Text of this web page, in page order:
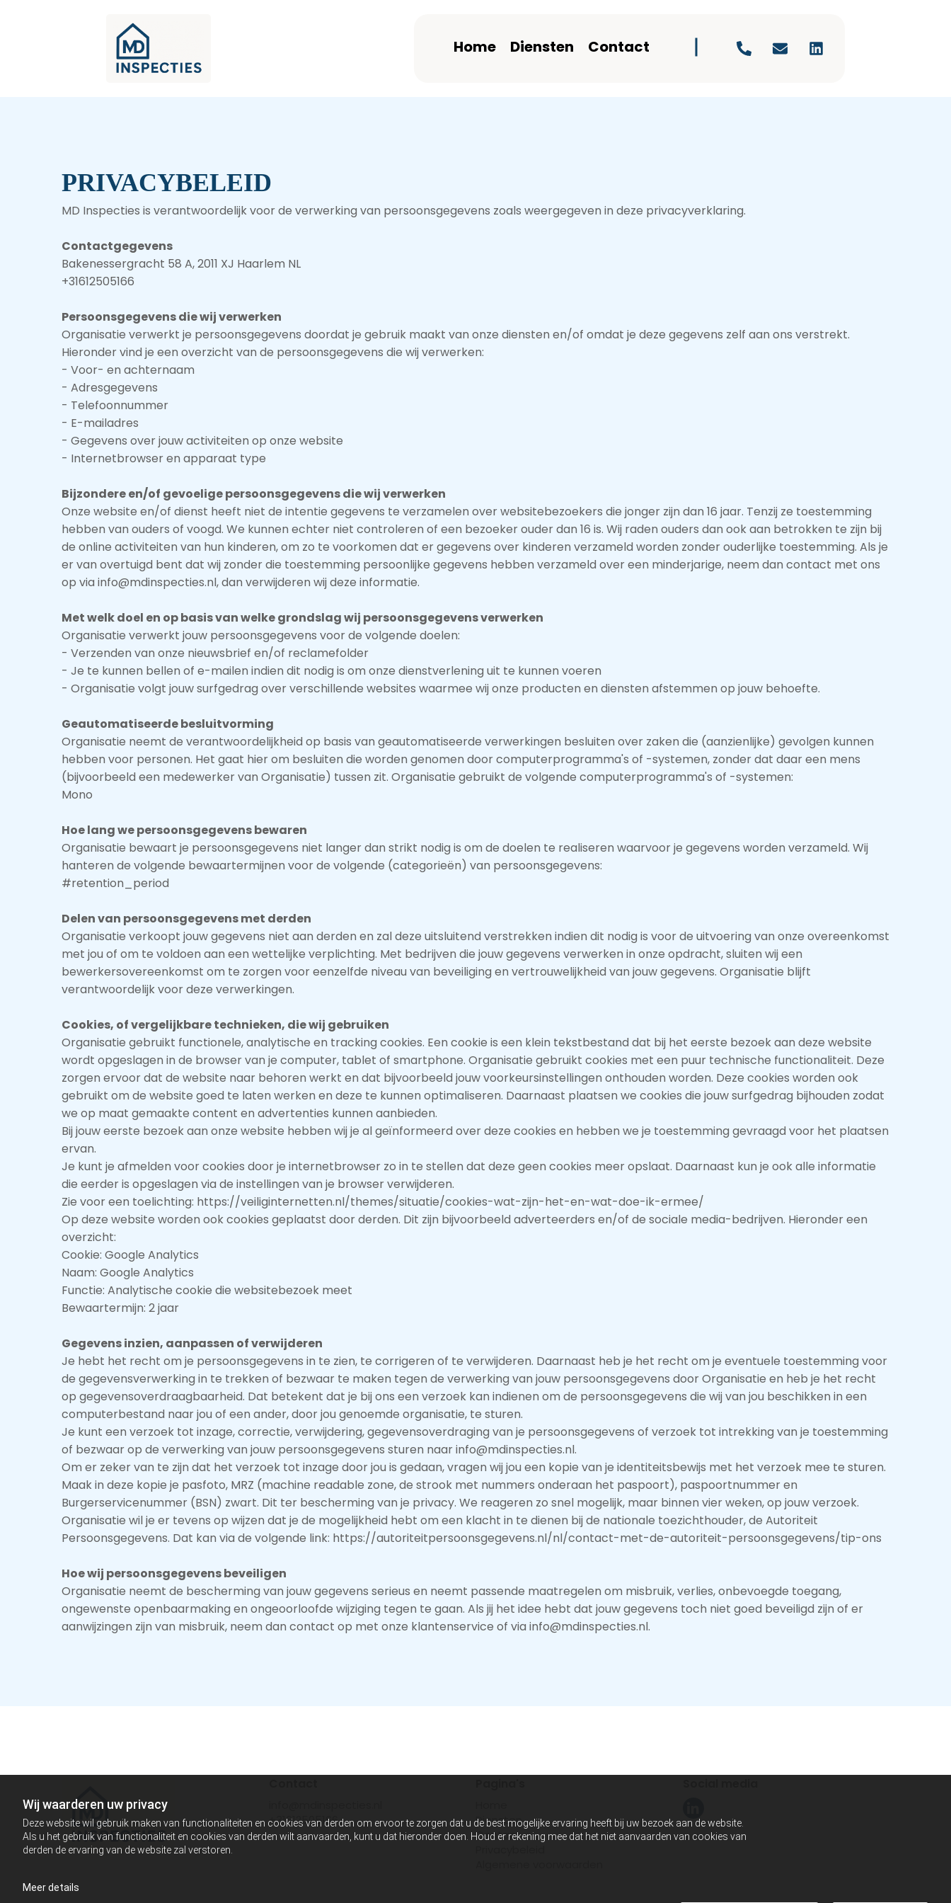
Wij waarderen uw privacy
Deze website wil gebruik maken van functionaliteiten en cookies van derden om ervoor te zorgen dat u de best mogelijke ervaring heeft bij uw bezoek aan de website.
Als u het gebruik van functionaliteit en cookies van derden wilt aanvaarden, kunt u dat hieronder doen. Houd er rekening mee dat het niet aanvaarden van cookies van
derden de ervaring van de website zal verstoren.
Meer details
Home Diensten Contact
PRIVACYBELEID
MD Inspecties is verantwoordelijk voor de verwerking van persoonsgegevens zoals weergegeven in deze privacyverklaring.
Contactgegevens
Bakenessergracht 58 A, 2011 XJ Haarlem NL
+31612505166
Persoonsgegevens die wij verwerken
Organisatie verwerkt je persoonsgegevens doordat je gebruik maakt van onze diensten en/of omdat je deze gegevens zelf aan ons verstrekt.
Hieronder vind je een overzicht van de persoonsgegevens die wij verwerken:
- Voor- en achternaam
- Adresgegevens
- Telefoonnummer
- E-mailadres
- Gegevens over jouw activiteiten op onze website
- Internetbrowser en apparaat type
Bijzondere en/of gevoelige persoonsgegevens die wij verwerken
Onze website en/of dienst heeft niet de intentie gegevens te verzamelen over websitebezoekers die jonger zijn dan 16 jaar. Tenzij ze toestemming
hebben van ouders of voogd. We kunnen echter niet controleren of een bezoeker ouder dan 16 is. Wij raden ouders dan ook aan betrokken te zijn bij
de online activiteiten van hun kinderen, om zo te voorkomen dat er gegevens over kinderen verzameld worden zonder ouderlijke toestemming. Als je
er van overtuigd bent dat wij zonder die toestemming persoonlijke gegevens hebben verzameld over een minderjarige, neem dan contact met ons
op via info@mdinspecties.nl, dan verwijderen wij deze informatie.
Met welk doel en op basis van welke grondslag wij persoonsgegevens verwerken
Organisatie verwerkt jouw persoonsgegevens voor de volgende doelen:
- Verzenden van onze nieuwsbrief en/of reclamefolder
- Je te kunnen bellen of e-mailen indien dit nodig is om onze dienstverlening uit te kunnen voeren
- Organisatie volgt jouw surfgedrag over verschillende websites waarmee wij onze producten en diensten afstemmen op jouw behoefte.
Geautomatiseerde besluitvorming
Organisatie neemt de verantwoordelijkheid op basis van geautomatiseerde verwerkingen besluiten over zaken die (aanzienlijke) gevolgen kunnen
hebben voor personen. Het gaat hier om besluiten die worden genomen door computerprogramma's of -systemen, zonder dat daar een mens
(bijvoorbeeld een medewerker van Organisatie) tussen zit. Organisatie gebruikt de volgende computerprogramma's of -systemen:
Mono
Hoe lang we persoonsgegevens bewaren
Organisatie bewaart je persoonsgegevens niet langer dan strikt nodig is om de doelen te realiseren waarvoor je gegevens worden verzameld. Wij
hanteren de volgende bewaartermijnen voor de volgende (categorieën) van persoonsgegevens:
#retention_period
Delen van persoonsgegevens met derden
Organisatie verkoopt jouw gegevens niet aan derden en zal deze uitsluitend verstrekken indien dit nodig is voor de uitvoering van onze overeenkomst
met jou of om te voldoen aan een wettelijke verplichting. Met bedrijven die jouw gegevens verwerken in onze opdracht, sluiten wij een
bewerkersovereenkomst om te zorgen voor eenzelfde niveau van beveiliging en vertrouwelijkheid van jouw gegevens. Organisatie blijft
verantwoordelijk voor deze verwerkingen.
Cookies, of vergelijkbare technieken, die wij gebruiken
Organisatie gebruikt functionele, analytische en tracking cookies. Een cookie is een klein tekstbestand dat bij het eerste bezoek aan deze website
wordt opgeslagen in de browser van je computer, tablet of smartphone. Organisatie gebruikt cookies met een puur technische functionaliteit. Deze
zorgen ervoor dat de website naar behoren werkt en dat bijvoorbeeld jouw voorkeursinstellingen onthouden worden. Deze cookies worden ook
gebruikt om de website goed te laten werken en deze te kunnen optimaliseren. Daarnaast plaatsen we cookies die jouw surfgedrag bijhouden zodat
we op maat gemaakte content en advertenties kunnen aanbieden.
Bij jouw eerste bezoek aan onze website hebben wij je al geïnformeerd over deze cookies en hebben we je toestemming gevraagd voor het plaatsen
ervan.
Je kunt je afmelden voor cookies door je internetbrowser zo in te stellen dat deze geen cookies meer opslaat. Daarnaast kun je ook alle informatie
die eerder is opgeslagen via de instellingen van je browser verwijderen.
Zie voor een toelichting: https://veiliginternetten.nl/themes/situatie/cookies-wat-zijn-het-en-wat-doe-ik-ermee/
Op deze website worden ook cookies geplaatst door derden. Dit zijn bijvoorbeeld adverteerders en/of de sociale media-bedrijven. Hieronder een
overzicht:
Cookie: Google Analytics
Naam: Google Analytics
Functie: Analytische cookie die websitebezoek meet
Bewaartermijn: 2 jaar
Gegevens inzien, aanpassen of verwijderen
Je hebt het recht om je persoonsgegevens in te zien, te corrigeren of te verwijderen. Daarnaast heb je het recht om je eventuele toestemming voor
de gegevensverwerking in te trekken of bezwaar te maken tegen de verwerking van jouw persoonsgegevens door Organisatie en heb je het recht
op gegevensoverdraagbaarheid. Dat betekent dat je bij ons een verzoek kan indienen om de persoonsgegevens die wij van jou beschikken in een
computerbestand naar jou of een ander, door jou genoemde organisatie, te sturen.
Je kunt een verzoek tot inzage, correctie, verwijdering, gegevensoverdraging van je persoonsgegevens of verzoek tot intrekking van je toestemming
of bezwaar op de verwerking van jouw persoonsgegevens sturen naar info@mdinspecties.nl.
Om er zeker van te zijn dat het verzoek tot inzage door jou is gedaan, vragen wij jou een kopie van je identiteitsbewijs met het verzoek mee te sturen.
Maak in deze kopie je pasfoto, MRZ (machine readable zone, de strook met nummers onderaan het paspoort), paspoortnummer en
Burgerservicenummer (BSN) zwart. Dit ter bescherming van je privacy. We reageren zo snel mogelijk, maar binnen vier weken, op jouw verzoek.
Organisatie wil je er tevens op wijzen dat je de mogelijkheid hebt om een klacht in te dienen bij de nationale toezichthouder, de Autoriteit
Persoonsgegevens. Dat kan via de volgende link: https://autoriteitpersoonsgegevens.nl/nl/contact-met-de-autoriteit-persoonsgegevens/tip-ons
Hoe wij persoonsgegevens beveiligen
Organisatie neemt de bescherming van jouw gegevens serieus en neemt passende maatregelen om misbruik, verlies, onbevoegde toegang,
ongewenste openbaarmaking en ongeoorloofde wijziging tegen te gaan. Als jij het idee hebt dat jouw gegevens toch niet goed beveiligd zijn of er
aanwijzingen zijn van misbruik, neem dan contact op met onze klantenservice of via info@mdinspecties.nl.
+31612505166
Diensten
Contact